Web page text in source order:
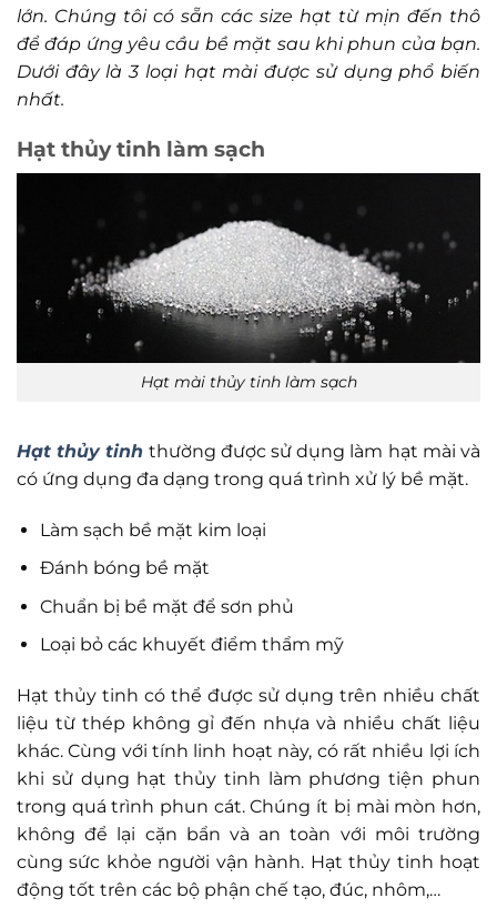
lớn. Chúng tôi có sẵn các size hạt từ mịn đến thô
để đáp ứng yêu cầu bề mặt sau khi phun của bạn.
Dưới đây là 3 loại hạt mài được sử dụng phổ biến
nhất.
Hạt thủy tinh làm sạch
Hạt mài thủy tinh làm sạch
Hạt thủy tinh thường được sử dụng làm hạt mài và
có ứng dụng đa dạng trong quá trình xử lý bề mặt.
Làm sạch bề mặt kim loại
Đánh bóng bề mặt
Chuẩn bị bề mặt để sơn phủ
Loại bỏ các khuyết điểm thẩm mỹ
Hạt thủy tinh có thể được sử dụng trên nhiều chất
liệu từ thép không gỉ đến nhựa và nhiều chất liệu
khác. Cùng với tính linh hoạt này, có rất nhiều lợi ích
khi sử dụng hạt thủy tinh làm phương tiện phun
trong quá trình phun cát. Chúng ít bị mài mòn hơn,
không để lại cặn bẩn và an toàn với môi trường
cùng sức khỏe người vận hành. Hạt thủy tinh hoạt
động tốt trên các bộ phận chế tạo, đúc, nhôm,…